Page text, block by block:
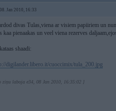
08. Jan 2010, 16:33
divas Tulas,viena ar visiem papiiriem un
kaa pienaakas un veel viena rezerves
shaadi:
digilander.libero.it/cuoccimix/tula_200.jpg
ziņu laboja e34, 08 Jan 2010, 16:35:02 ]